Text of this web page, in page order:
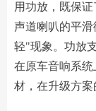
用功放，既保
声道喇叭的平
轻"现象。功放
在原车音响系
材，在升级方案